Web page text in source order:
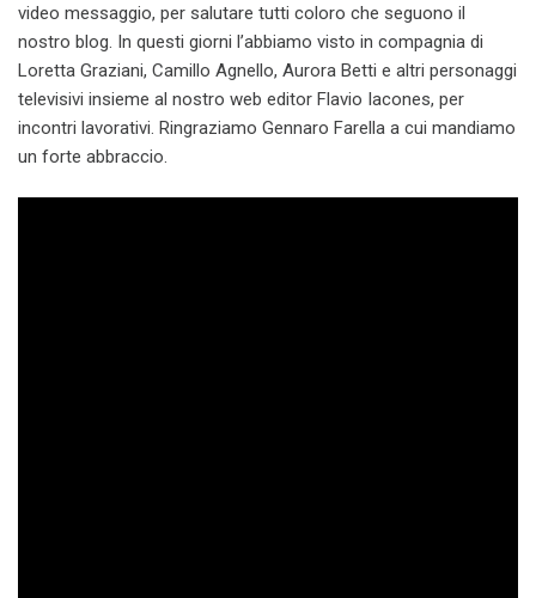
video messaggio, per salutare tutti coloro che seguono il
nostro blog. In questi giorni l’abbiamo visto in compagnia di
Loretta Graziani, Camillo Agnello, Aurora Betti e altri personaggi
televisivi insieme al nostro web editor Flavio Iacones, per
incontri lavorativi. Ringraziamo Gennaro Farella a cui mandiamo
un forte abbraccio.